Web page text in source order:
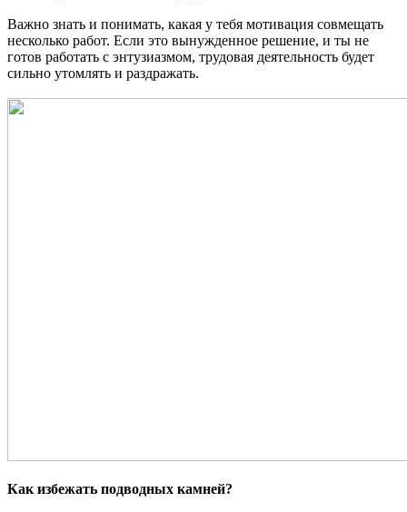
Важно знать и понимать, какая у тебя мотивация совмещать
несколько работ. Если это вынужденное решение, и ты не
готов работать с энтузиазмом, трудовая деятельность будет
сильно утомлять и раздражать.
Как избежать подводных камней?